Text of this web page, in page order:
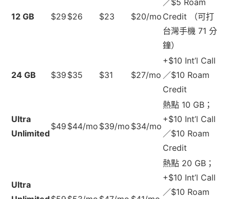
12 GB $29 $26 $23 $20/mo Credit （可打
台灣手機 71 分
鐘）
24 GB $39 $35 $31 $27/mo
+$10 Int’l Call
／$10 Roam
Credit
Ultra
Unlimited
$49 $44/mo $39/mo $34/mo
熱點 10 GB；
+$10 Int’l Call
／$10 Roam
Credit
Ultra
熱點 20 GB；
+$10 Int’l Call
／$10 Roam